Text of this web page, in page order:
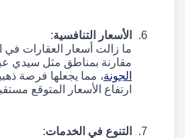
الأسعار التنافسية:
ما زالت أسعار العقارات في
مقارنة بمناطق مثل سيدي
الجونة، مما يجعلها فرصة
ارتفاع الأسعار المتوقع
التنوع في الخدمات: